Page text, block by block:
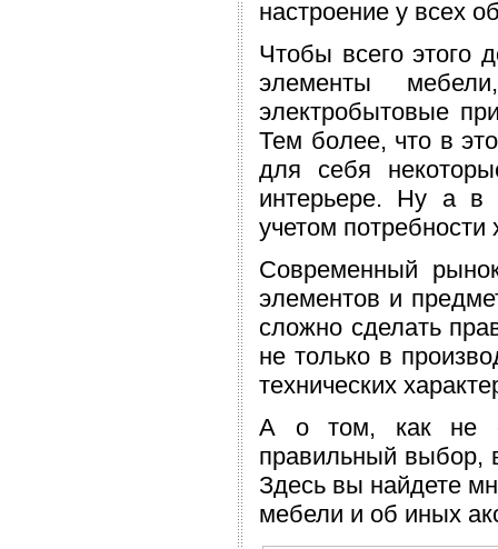
настроение у всех
Чтобы всего этого
элементы
электробытовые
Тем более, что в
для себя
интерьере. Ну а в
учетом потребности
Современный
элементов и
сложно сделать
не только в
технических
А о том, как не
правильный выбор,
Здесь вы найдете
мебели и об иных